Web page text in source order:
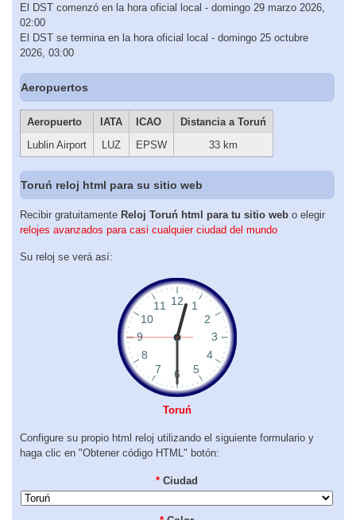
El DST comenzó en la hora oficial local - domingo 29 marzo 2026,
02:00
El DST se termina en la hora oficial local - domingo 25 octubre
2026, 03:00
Aeropuertos
Aeropuerto IATA ICAO
Distancia a Toruń
Lublin Airport
LUZ EPSW 33 km
Toruń reloj html para su sitio web
Recibir gratuitamente Reloj Toruń html para tu sitio web o elegir
relojes avanzados para casi cualquier ciudad del mundo
Su reloj se verá así:
Toruń
Configure su propio html reloj utilizando el siguiente formulario y
haga clic en "Obtener código HTML" botón:
* Ciudad